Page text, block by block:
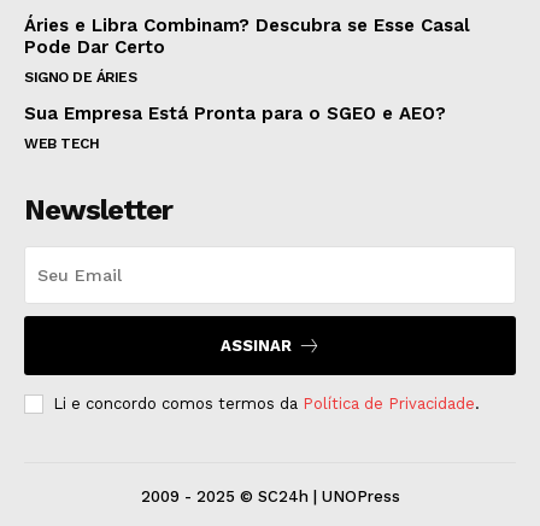
Áries e Libra Combinam? Descubra se Esse Casal
Pode Dar Certo
SIGNO DE ÁRIES
Sua Empresa Está Pronta para o SGEO e AEO?
WEB TECH
Newsletter
ASSINAR
Li e concordo comos termos da Política de Privacidade.
2009 - 2025 © SC24h | UNOPress